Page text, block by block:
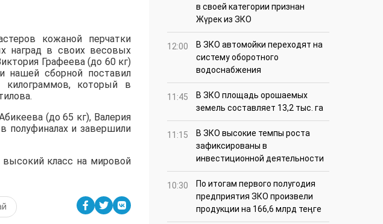
кожаной перчатки
наград в своих весовых
Графеева (до 60 кг)
нашей сборной поставил
который в
(до 65 кг), Валерия
полуфиналах и завершили
высокий класс на мировой
в своей категории признан
Жүрек из ЗКО
12:00
В ЗКО автомойки переходят на
систему оборотного
водоснабжения
11:45
В ЗКО площадь орошаемых
земель составляет 13,2 тыс. га
11:15
В ЗКО высокие темпы роста
зафиксированы в
инвестиционной деятельности
10:30
По итогам первого полугодия
предприятия ЗКО произвели
продукции на 166,6 млрд теңге